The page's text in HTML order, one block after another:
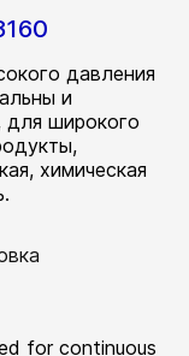
давления
и
для широкого
химическая
for continuous